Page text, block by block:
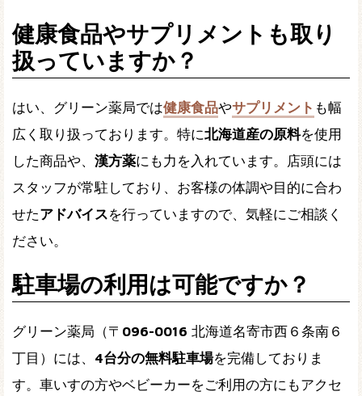
健康食品やサプリメントも取り
扱っていますか？
はい、グリーン薬局では健康食品やサプリメント も幅
広く取り扱っております。特に北海道産の原料を使用
した商品や、 漢方薬にも力を入れています。店頭には
スタッフが常駐しており、お客様の体調や目的に合わ
せたアドバイスを行っていますので、気軽にご相談く
ださい。
駐車場の利用は可能ですか？
グリーン薬局（〒 096-0016 北海道名寄市西６条南６
丁目）には、 4台分の無料駐車場を完備しておりま
す。車いすの方やベビーカーをご利用の方にもアクセ